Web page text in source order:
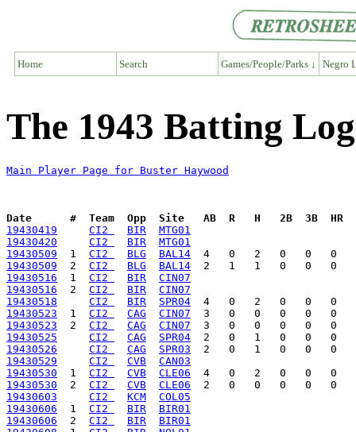
Home Search Games/People/Parks ↓ Negro
The 1943 Batting
Main Player Page for Buster Haywood
Date      #  Team  Opp  Site   AB  R   H   2B  3B  HR
19430419
CI2 BIR
MTG01
19430420
CI2 BIR
MTG01
19430509
  1
CI2 BLG
BAL14
19430509
  2
CI2 BLG
BAL14
19430516
  1
CI2 BIR
CIN07
19430516
  2
CI2 BIR
CIN07
19430518
CI2 BIR
SPR04
19430523
  1
CI2 CAG
CIN07
19430523
  2
CI2 CAG
CIN07
19430525
CI2 CAG
SPR04
19430526
CI2 CAG
SPR03
19430529
CI2 CVB
CAN03
19430530
  1
CI2 CVB
CLE06
19430530
  2
CI2 CVB
CLE06
19430603
CI2 KCM
COL05
19430606
  1
CI2 BIR
BIR01
19430606
  2
CI2 BIR
BIR01